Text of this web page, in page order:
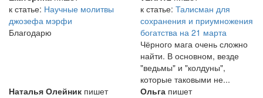
к статье: Научные молитвы
джозефа мэрфи
Благодарю
к статье: Талисман для
сохранения и приумножения
богатства на 21 марта
Чёрного мага очень сложно
найти. В основном, везде
"ведьмы" и "колдуны",
которые таковыми не...
Наталья Олейник пишет
Ольга пишет